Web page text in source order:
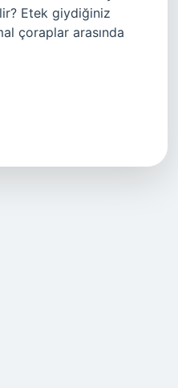
Etek giydiğiniz
çoraplar arasında